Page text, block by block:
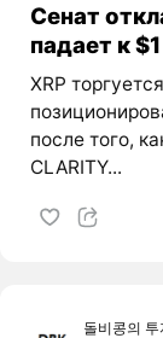
Сенат
падает к
XRP
после того,
CLARITY...
돌비콩의 투